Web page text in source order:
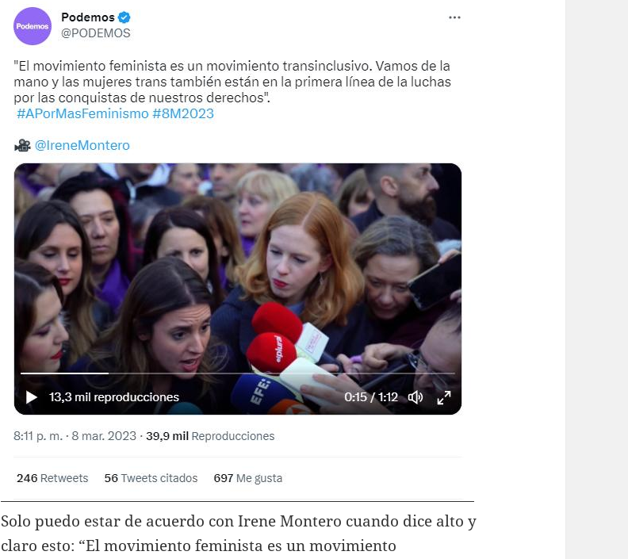
Solo puedo estar de acuerdo con Irene Montero cuando dice alto y
claro esto: “El movimiento feminista es un movimiento